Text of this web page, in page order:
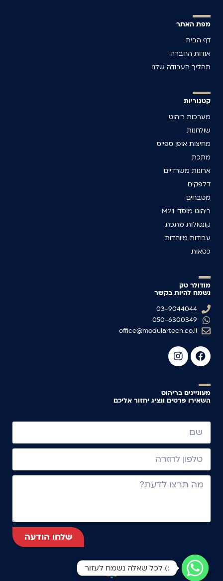
מפת האתר
דף הבית
אודות החברה
תהליך העבודה שלנו
קטגוריות
מערכות ריהוט
שולחנות
מחיצות אופן ספייס
מתכת
ארונות משרדיים
דלפקים
מטבחים
ריהוט מוסדי M21
קונסולות מתכת
עבודות מיוחדות
כסאות
מודולר טק
נשמח להיות בקשר
03-9044044
050-6300349
office@modulartech.co.il
מעוניינים בריהוט
השאירו פרטים ונציג יחזור אליכם
שלחו הודעה
:) לכל שאלה נשמח לעזור